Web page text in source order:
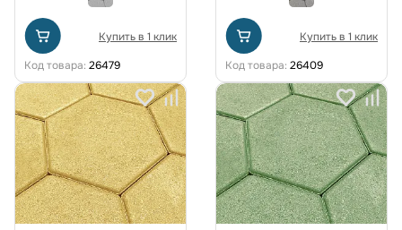
Купить в 1 клик
Код товара: 26479
Купить в 1 клик
Код товара: 26409